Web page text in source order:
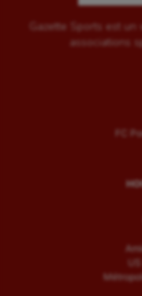
Gazette Sports est
associations
FC